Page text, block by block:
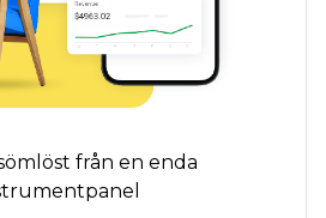
från en enda